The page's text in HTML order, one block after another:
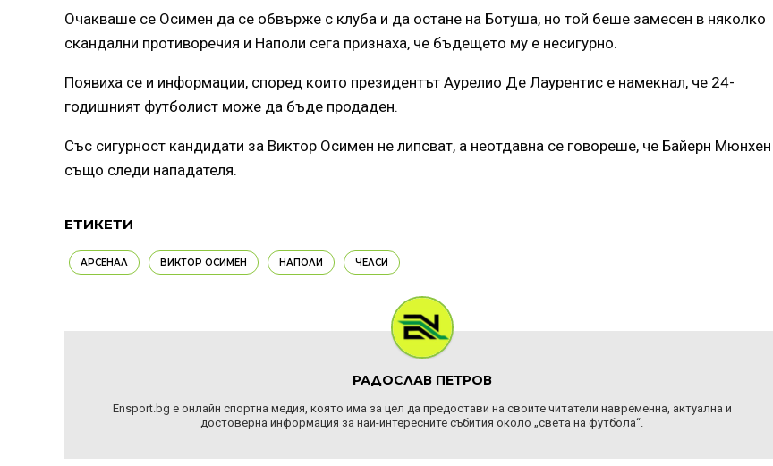
Очакваше се Осимен да се обвърже с клуба и да остане на Ботуша, но той беше замесен в няколко
скандални противоречия и Наполи сега признаха, че бъдещето му е несигурно.
Появиха се и информации, според които президентът Аурелио Де Лаурентис е намекнал, че 24-
годишният футболист може да бъде продаден.
Със сигурност кандидати за Виктор Осимен не липсват, а неотдавна се говореше, че Байерн Мюнхен
също следи нападателя.
ЕТИКЕТИ
АРСЕНАЛ ВИКТОР ОСИМЕН НАПОЛИ ЧЕЛСИ
РАДОСЛАВ ПЕТРОВ
Ensport.bg е онлайн спортна медия, която има за цел да предостави на своите читатели навременна, актуална и
достоверна информация за най-интересните събития около „света на футбола“.